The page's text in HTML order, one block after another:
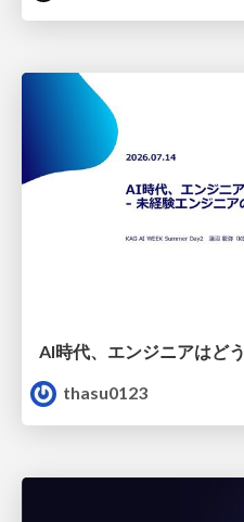
thasu0123